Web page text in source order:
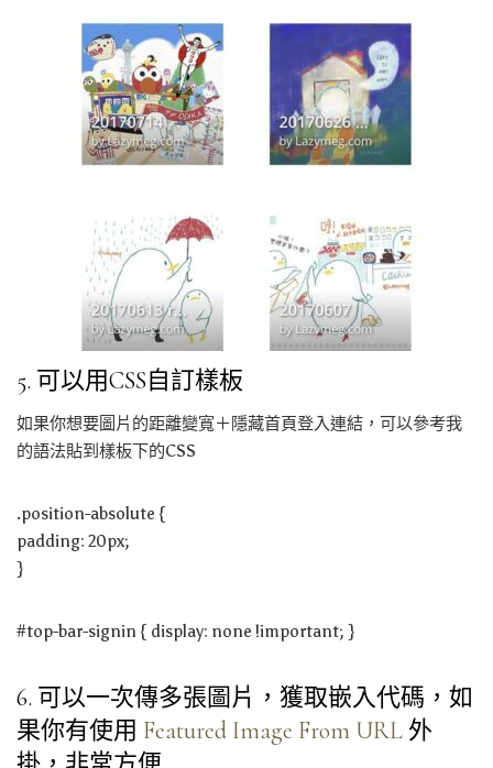
5. 可以用CSS自訂樣板
如果你想要圖片的距離變寬＋隱藏首頁登入連結，可以參考我
的語法貼到樣板下的CSS
.position-absolute {
padding: 20px;
}
#top-bar-signin { display: none !important; }
6. 可以一次傳多張圖片，獲取嵌入代碼，如
果你有使用 Featured Image From URL 外